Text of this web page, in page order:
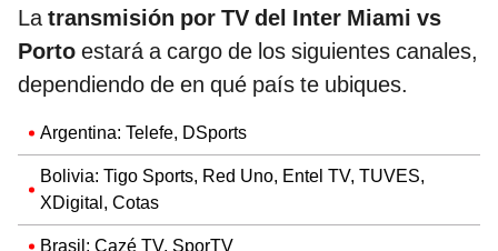
Latransmisión por TV del Inter Miami vs
Porto estará a cargo de los siguientes canales,
dependiendo de en qué país te ubiques.
Argentina: Telefe, DSports
Bolivia: Tigo Sports, Red Uno, Entel TV, TUVES,
XDigital, Cotas
Brasil: Cazé TV, SporTV